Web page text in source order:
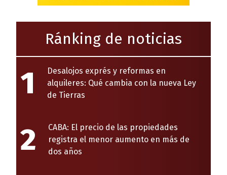
Ránking de noticias
1
Desalojos exprés y reformas en
alquileres: Qué cambia con la nueva Ley
de Tierras
2
CABA: El precio de las propiedades
registra el menor aumento en más de
dos años